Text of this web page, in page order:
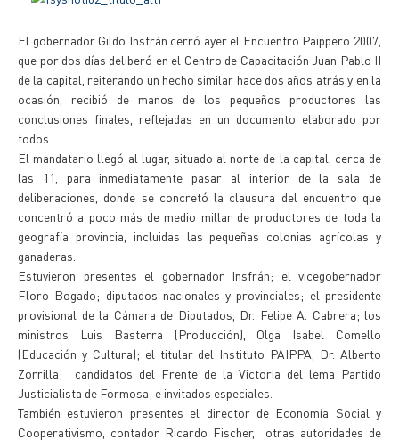
El gobernador Gildo Insfrán cerró ayer el Encuentro Paippero 2007,
que por dos días deliberó en el Centro de Capacitación Juan Pablo II
de la capital, reiterando un hecho similar hace dos años atrás y en la
ocasión, recibió de manos de los pequeños productores las
conclusiones finales, reflejadas en un documento elaborado por
todos.
El mandatario llegó al lugar, situado al norte de la capital, cerca de
las 11, para inmediatamente pasar al interior de la sala de
deliberaciones, donde se concretó la clausura del encuentro que
concentró a poco más de medio millar de productores de toda la
geografía provincia, incluidas las pequeñas colonias agrícolas y
ganaderas.
Estuvieron presentes el gobernador Insfrán; el vicegobernador
Floro Bogado; diputados nacionales y provinciales; el presidente
provisional de la Cámara de Diputados, Dr. Felipe A. Cabrera; los
ministros Luis Basterra (Producción), Olga Isabel Comello
(Educación y Cultura); el titular del Instituto PAIPPA, Dr. Alberto
Zorrilla; candidatos del Frente de la Victoria del lema Partido
Justicialista de Formosa; e invitados especiales.
También estuvieron presentes el director de Economía Social y
Cooperativismo, contador Ricardo Fischer, otras autoridades de